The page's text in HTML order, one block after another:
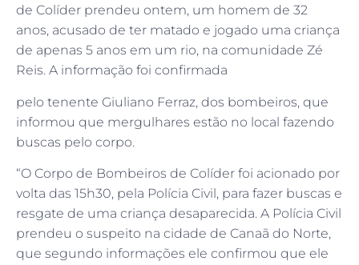
de Colíder prendeu ontem, um homem de 32
anos, acusado de ter matado e jogado uma criança
de apenas 5 anos em um rio, na comunidade Zé
Reis. A informação foi confirmada
pelo tenente Giuliano Ferraz, dos bombeiros, que
informou que mergulhares estão no local fazendo
buscas pelo corpo.
“O Corpo de Bombeiros de Colíder foi acionado por
volta das 15h30, pela Polícia Civil, para fazer buscas e
resgate de uma criança desaparecida. A Polícia Civil
prendeu o suspeito na cidade de Canaã do Norte,
que segundo informações ele confirmou que ele